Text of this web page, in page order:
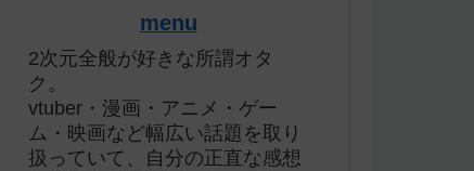
menu
2次元全般が好きな所謂オタ
ク。
vtuber・漫画・アニメ・ゲー
ム・映画など幅広い話題を取り
扱っていて、自分の正直な感想